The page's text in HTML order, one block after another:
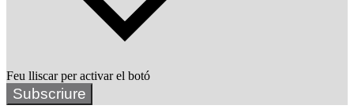
Feu lliscar per activar el botó
Subscriure